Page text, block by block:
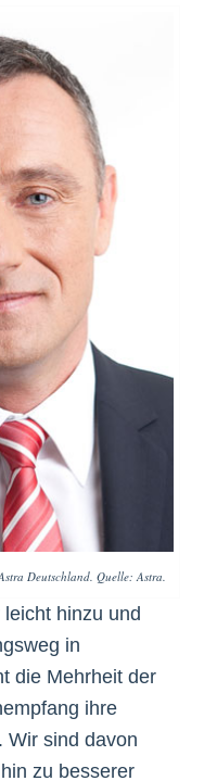
Deutschland. Quelle: Astra.
hinzu und
in
die Mehrheit der
ihre
Wir sind davon
zu besserer